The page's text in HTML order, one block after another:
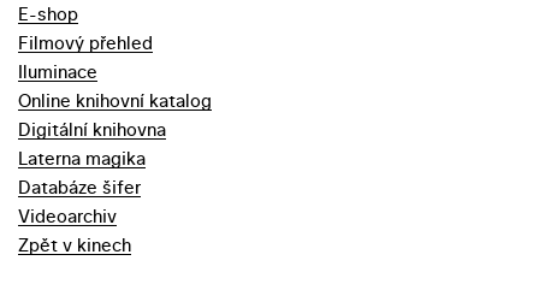
E-shop
Filmový přehled
Iluminace
Online knihovní katalog
Digitální knihovna
Laterna magika
Databáze šifer
Videoarchiv
Zpět v kinech